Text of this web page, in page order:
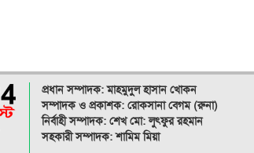
প্রধান সম্পাদক: মাহমুদুল হাসান খোকন
সম্পাদক ও প্রকাশক: রোকসানা বেগম (রুনা)
নির্বাহী সম্পাদক: শেখ মো: লুৎফুর রহমান
সহকারী সম্পাদক: শামিম মিয়া